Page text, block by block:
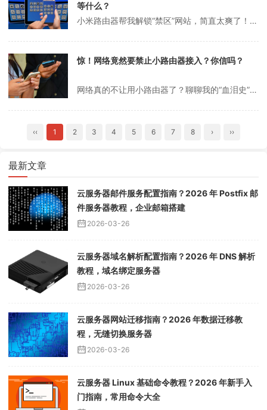
等什么？
小米路由器帮我解锁“禁区”网站，简直太爽了！嘿，朋友们，你们有没有遇到过那种特别抓狂的情况？就是想上个网站查点资料，结果页面一打开就是“无法访问”，气得我直想砸键盘！说实话，这种被屏蔽的体验真的让人很无语，尤其是有时候工作急需某些信息，偏偏就是进不去。今天我就想跟你们聊聊，我是怎么用小米路由器搞定这个问题的，...
惊！网络竟然要禁止小路由器接入？你信吗？
网络真的不让用小路由器了？聊聊我的“血泪史”说实话，最近我真是被网络这事儿搞得有点儿头大。你是不是也有过这样的经历？家里Wi-Fi信号死活覆盖不到某些角落，手机一过去就“断崖式”掉线，气得人想砸墙！为了解决这个问题，我前段时间特意买了个小路由器，心想这下总能“满血复活”了吧？结果呢，最近听说有些地方开始禁止接...
‹‹ 1 2 3 4 5 6 7 8 › ››
最新文章
云服务器邮件服务配置指南？2026 年 Postfix 邮
件服务器教程，企业邮箱搭建
2026-03-26
云服务器域名解析配置指南？2026 年 DNS 解析
教程，域名绑定服务器
2026-03-26
云服务器网站迁移指南？2026 年数据迁移教
程，无缝切换服务器
2026-03-26
云服务器 Linux 基础命令教程？2026 年新手入
门指南，常用命令大全